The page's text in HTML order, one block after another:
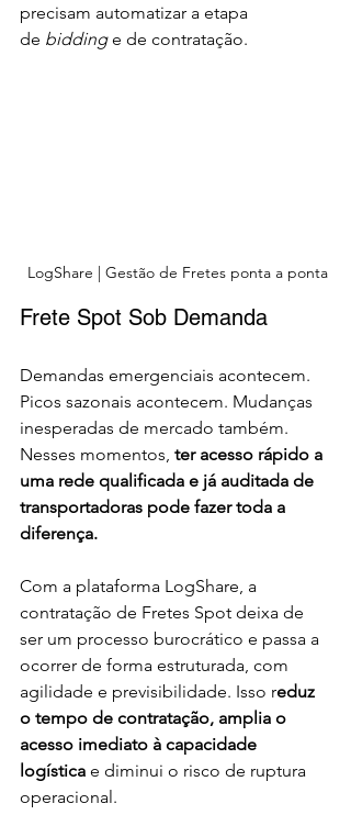
precisam automatizar a etapa
de bidding e de contratação.
LogShare | Gestão de Fretes ponta a ponta
Frete Spot Sob Demanda
Demandas emergenciais acontecem.
Picos sazonais acontecem. Mudanças
inesperadas de mercado também.
Nesses momentos, ter acesso rápido a
uma rede qualificada e já auditada de
transportadoras pode fazer toda a
diferença.
Com a plataforma LogShare, a
contratação de Fretes Spot deixa de
ser um processo burocrático e passa a
ocorrer de forma estruturada, com
agilidade e previsibilidade. Isso reduz
o tempo de contratação, amplia o
acesso imediato à capacidade
logística e diminui o risco de ruptura
operacional.